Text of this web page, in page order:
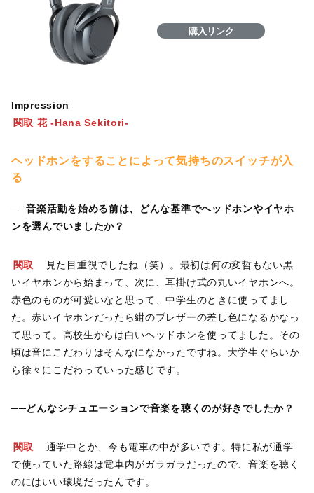
購入リンク
Impression
関取 花 -Hana Sekitori-
ヘッドホンをすることによって気持ちのスイッチが入
る
──音楽活動を始める前は、どんな基準でヘッドホンやイヤホ
ンを選んでいましたか？
関取
見た目重視でしたね（笑）。最初は何の変哲もない黒
いイヤホンから始まって、次に、耳掛け式の丸いイヤホンへ。
赤色のものが可愛いなと思って、中学生のときに使ってまし
た。赤いイヤホンだったら紺のブレザーの差し色になるかなっ
て思って。高校生からは白いヘッドホンを使ってました。その
頃は音にこだわりはそんなになかったですね。大学生ぐらいか
ら徐々にこだわっていった感じです。
──どんなシチュエーションで音楽を聴くのが好きでしたか？
関取
通学中とか、今も電車の中が多いです。特に私が通学
で使っていた路線は電車内がガラガラだったので、音楽を聴く
のにはいい環境だったんです。